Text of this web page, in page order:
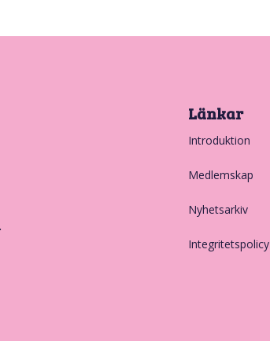
Länkar
Introduktion
Medlemskap
Nyhetsarkiv
Integritetspolicy